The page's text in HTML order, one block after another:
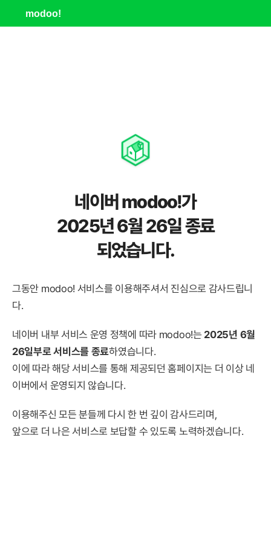
modoo!
네이버 modoo!가
2025년 6월 26일 종료
되었습니다.
그동안 modoo! 서비스를 이용해주셔서 진심으로 감사드립니
다.
네이버 내부 서비스 운영 정책에 따라 modoo!는 2025년 6월
26일부로 서비스를 종료하였습니다.
이에 따라 해당 서비스를 통해 제공되던 홈페이지는 더 이상 네
이버에서 운영되지 않습니다.
이용해주신 모든 분들께 다시 한 번 깊이 감사드리며,
앞으로 더 나은 서비스로 보답할 수 있도록 노력하겠습니다.